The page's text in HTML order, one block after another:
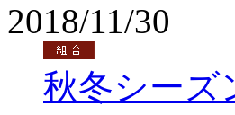
2018/11/30
秋冬シーズ